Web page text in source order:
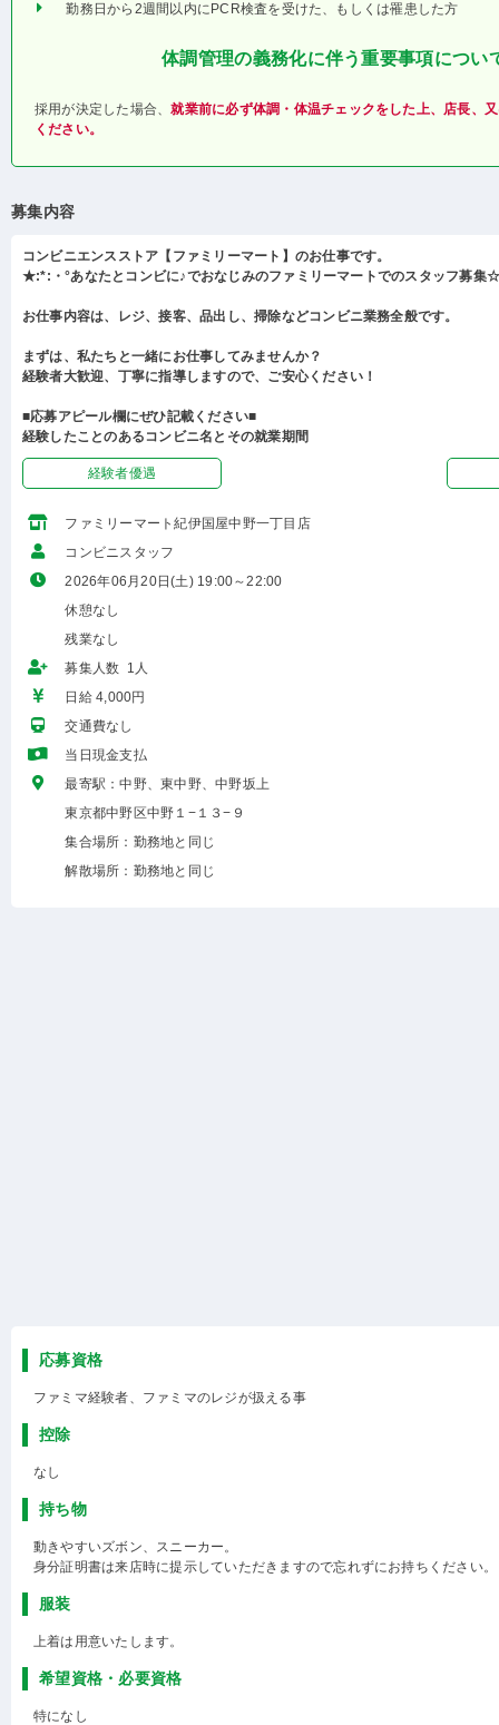
勤務日から2週間以内にPCR検査を受けた、もしくは罹患した方
体調管理の義務化に伴う重要事項につい
採用が決定した場合、就業前に必ず体調・体温チェックをした上、店長、
ください。
募集内容
コンビニエンスストア【ファミリーマート】のお仕事です。
★:*:・°あなたとコンビに♪でおなじみのファミリーマートでのスタッフ募集
お仕事内容は、レジ、接客、品出し、掃除などコンビニ業務全般です。
まずは、私たちと一緒にお仕事してみませんか？
経験者大歓迎、丁寧に指導しますので、ご安心ください！
■応募アピール欄にぜひ記載ください■
経験したことのあるコンビニ名とその就業期間
経験者優遇
ファミリーマート紀伊国屋中野一丁目店
コンビニスタッフ
2026年06月20日(土) 19:00～22:00
休憩なし
残業なし
募集人数 1人
日給 4,000円
交通費なし
当日現金支払
最寄駅：中野、東中野、中野坂上
東京都中野区中野１−１３−９
集合場所：勤務地と同じ
解散場所：勤務地と同じ
応募資格
ファミマ経験者、ファミマのレジが扱える事
控除
なし
持ち物
動きやすいズボン、スニーカー。
身分証明書は来店時に提示していただきますので忘れずにお持ちください。
服装
上着は用意いたします。
希望資格・必要資格
特になし